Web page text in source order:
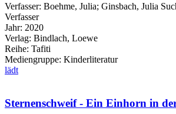
Verfasser: Boehme, Julia; Ginsbach, Julia
Verfasser
Jahr: 2020
Verlag: Bindlach, Loewe
Reihe: Tafiti
Mediengruppe: Kinderliteratur
lädt
Sternenschweif - Ein Einhorn in